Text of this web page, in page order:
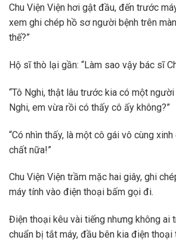
Chu Viện Viện hơi gật đầu, đến trước
xem ghi chép hồ sơ người bệnh trên
thế?”
Hộ sĩ thò lại gần: “Làm sao vậy bác sĩ
“Tô Nghi, thật lâu trước kia có một
Nghi, em vừa rồi có thấy cô ấy không?”
“Có nhìn thấy, là một cô gái vô cùng
chất nữa!”
Chu Viện Viện trầm mặc hai giây, ghi
máy tính vào điện thoại bấm gọi đi.
Điện thoại kêu vài tiếng nhưng không ai
chuẩn bị tắt máy, đầu bên kia điện thoại